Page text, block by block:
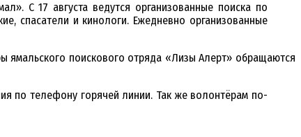
С 17 августа ведутся организованные поиска по
спасатели и кинологи. Ежедневно организованные
ямальского поискового отряда «Лизы Алерт» обращаются
по телефону горячей линии. Так же волонтёрам по-